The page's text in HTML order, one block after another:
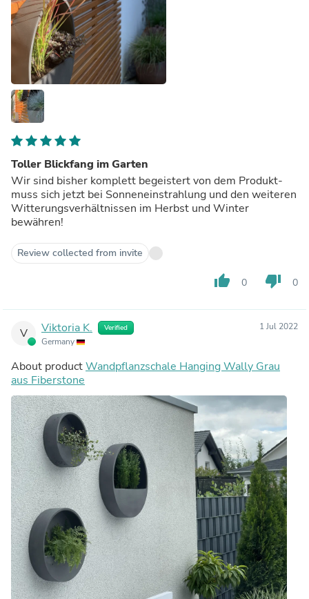
Toller Blickfang im Garten
Wir sind bisher komplett begeistert von dem Produkt-
muss sich jetzt bei Sonneneinstrahlung und den weiteren
Witterungsverhältnissen im Herbst und Winter
bewähren!
Review collected from invite
thumb_up 0 thumb_down 0
V Viktoria K. Verified
Germany
1 Jul 2022
About productWandpflanzschale Hanging Wally Grau
aus Fiberstone